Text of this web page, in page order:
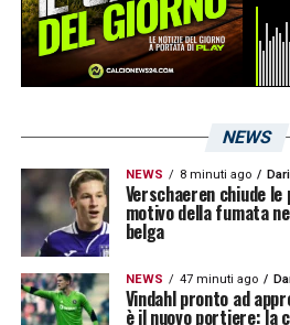
Laurini, classe ’89
di Serie A, la società
subita che ha
ripartire, ma è possibile
sia tra i nuovi
tenterà la risalita in A: la
messo gli occhi sul
l’Olympique Marsiglia,
NEWS
NEWS 8 minuti ago
Verschaeren chiude
motivo della fumata
belga
NEWS 47 minuti ago
Vindahl pronto ad
è il nuovo portiere: la